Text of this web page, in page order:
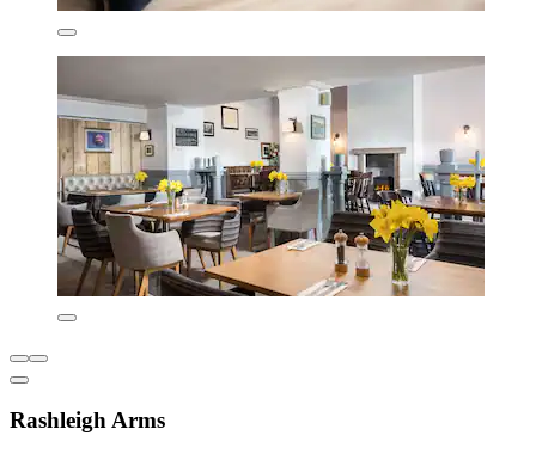
Rashleigh Arms